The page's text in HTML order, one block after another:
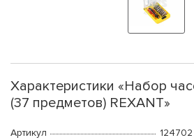
Характеристики «Набор
(37 предметов) REXANT»
Артикул
124702